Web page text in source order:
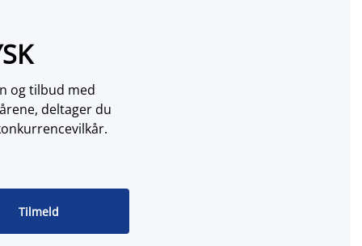
og tilbud med
deltager du
Tilmeld